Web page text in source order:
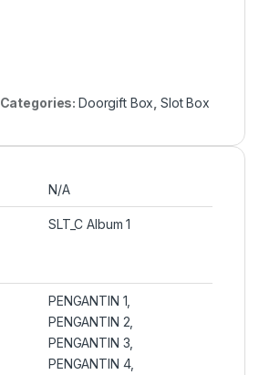
Categories: Doorgift Box ,Slot Box
N/A
SLT_C Album 1
PENGANTIN 1,
PENGANTIN 2,
PENGANTIN 3,
PENGANTIN 4,